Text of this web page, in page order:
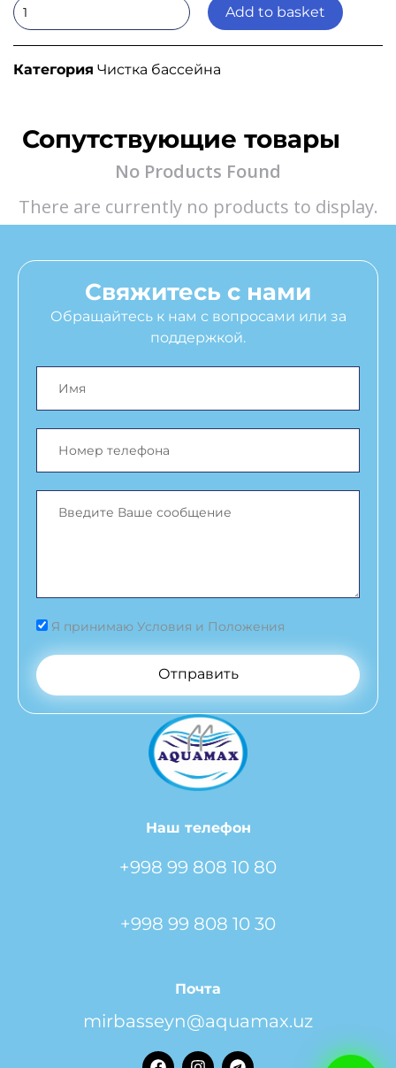
Add to basket
Категория Чистка бассейна
Сопутствующие товары
No Products Found
There are currently no products to display.
Свяжитесь с нами
Обращайтесь к нам с вопросами или за
поддержкой.
Я принимаю Условия и Положения
Отправить
Наш телефон
+998 99 808 10 80
+998 99 808 10 30
Почта
mirbasseyn@aquamax.uz